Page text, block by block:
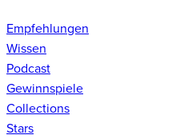
Empfehlungen
Wissen
Podcast
Gewinnspiele
Collections
Stars